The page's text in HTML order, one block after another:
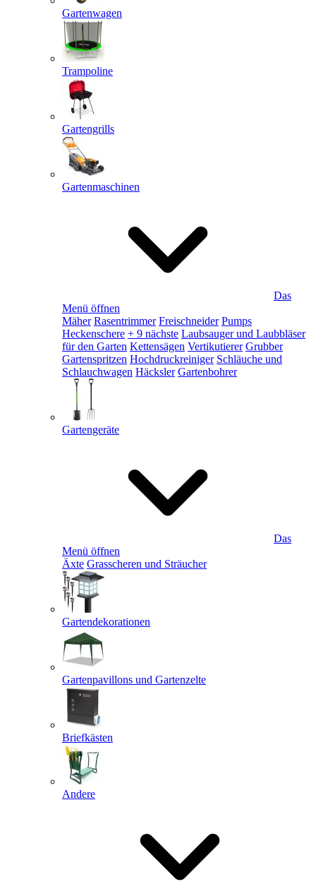
Gartenwagen
Trampoline
Gartengrills
Gartenmaschinen
Das
Menü öffnen
Mäher Rasentrimmer Freischneider Pumps
Heckenschere + 9 nächste Laubsauger und Laubbläser
für den Garten Kettensägen Vertikutierer Grubber
Gartenspritzen Hochdruckreiniger Schläuche und
Schlauchwagen Häcksler Gartenbohrer
Gartengeräte
Das
Menü öffnen
Äxte Grasscheren und Sträucher
Gartendekorationen
Gartenpavillons und Gartenzelte
Briefkästen
Andere